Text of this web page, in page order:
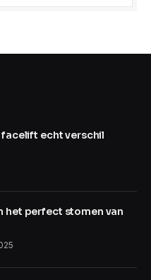
facelift echt verschil
het perfect stomen van